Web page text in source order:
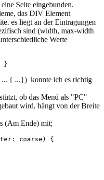
Seite eingebunden.
das DIV Element
es liegt an der Eintragungen
sind (width, max-width
Werte
}
... { ...}) konnte ich es richtig
ob das Menü als "PC"
wird, hängt von der Breite
(Am Ende) mit;
coarse) {